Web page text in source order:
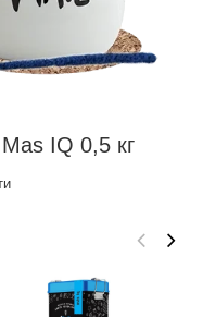
IQ 0,5 кг